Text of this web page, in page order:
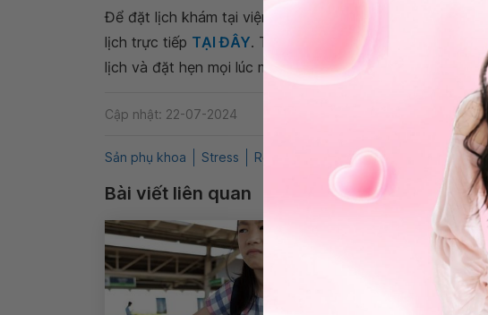
Để đặt lịch khám tại viện, Quý khách vui lòng bấm số
lịch trực tiếp TẠI ĐÂY. Tải và đặt lịch khám tự động trên
lịch và đặt hẹn mọi lúc mọi nơi ngay trên ứng dụng.
Cập nhật: 22-07-2024
Sản phụ khoa Stress Rối loạn kinh nguyệt Thuốc dị
Bài viết liên quan